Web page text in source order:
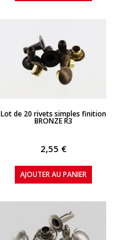
APERÇU RAPIDE
Lot de 20 rivets simples finition
BRONZE R3
2,55 €
AJOUTER AU PANIER